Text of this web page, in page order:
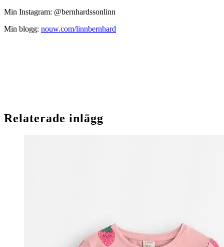
Min Instagram: @bernhardssonlinn
Min blogg: nouw.com/linnbernhard
Relaterade inlägg